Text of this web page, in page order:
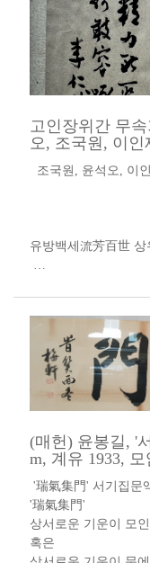
고인장위간 무
오, 조국원, 이인
조국원, 윤석오, 이
유방백세流芳百世
…
(매헌) 윤봉길, '
m, 계유 1933,
'瑞氣集門' 서기집문
'瑞氣集門'​
상서로운 기운이 모
혹은